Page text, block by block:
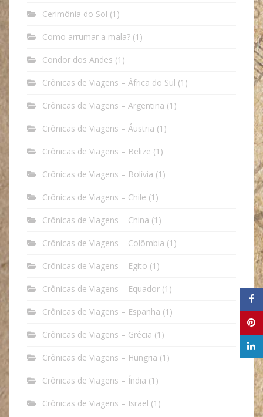
Cerimônia do Sol (1)
Como arrumar a mala? (1)
Condor dos Andes (1)
Crônicas de Viagens – África do Sul (1)
Crônicas de Viagens – Argentina (1)
Crônicas de Viagens – Áustria (1)
Crônicas de Viagens – Belize (1)
Crônicas de Viagens – Bolívia (1)
Crônicas de Viagens – Chile (1)
Crônicas de Viagens – China (1)
Crônicas de Viagens – Colômbia (1)
Crônicas de Viagens – Egito (1)
Crônicas de Viagens – Equador (1)
Crônicas de Viagens – Espanha (1)
Crônicas de Viagens – Grécia (1)
Crônicas de Viagens – Hungria (1)
Crônicas de Viagens – Índia (1)
Crônicas de Viagens – Israel (1)